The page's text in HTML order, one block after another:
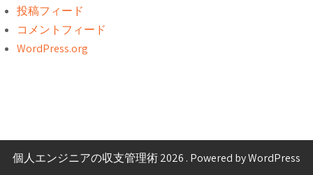
投稿フィード
コメントフィード
WordPress.org
個人エンジニアの収支管理術 2026 . Powered by WordPress